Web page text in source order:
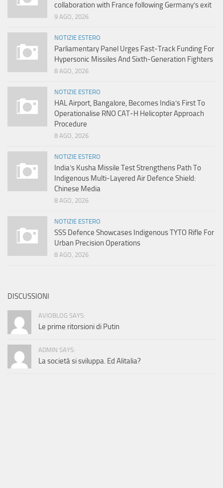
collaboration with France following Germany’s exit
9 AGO, 2026
NOTIZIE ESTERO
Parliamentary Panel Urges Fast-Track Funding For
Hypersonic Missiles And Sixth-Generation Fighters
8 AGO, 2026
NOTIZIE ESTERO
HAL Airport, Bangalore, Becomes India’s First To
Operationalise RNO CAT-H Helicopter Approach
Procedure
8 AGO, 2026
NOTIZIE ESTERO
India’s Kusha Missile Test Strengthens Path To
Indigenous Multi-Layered Air Defence Shield:
Chinese Media
8 AGO, 2026
NOTIZIE ESTERO
SSS Defence Showcases Indigenous TYTO Rifle For
Urban Precision Operations
8 AGO, 2026
DISCUSSIONI
AVIOBLOG SAYS:
Le prime ritorsioni di Putin
ADMIN SAYS:
La società si sviluppa. Ed Alitalia?